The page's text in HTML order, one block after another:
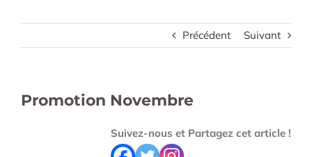
Précédent Suivant
Promotion Novembre
Suivez-nous et Partagez cet article !